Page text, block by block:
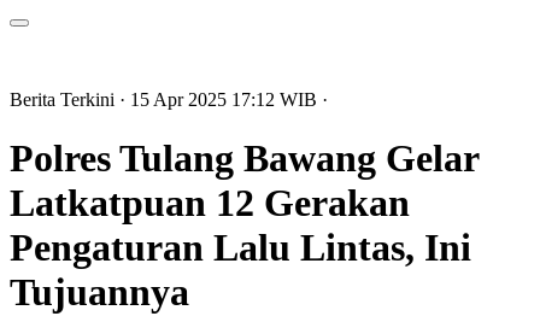
Berita Terkini · 15 Apr 2025 17:12 WIB ·
Polres Tulang Bawang Gelar
Latkatpuan 12 Gerakan
Pengaturan Lalu Lintas, Ini
Tujuannya